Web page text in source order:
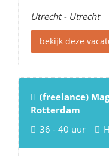
Utrecht - Utrecht
bekijk deze
(freelance)
Rotterdam
36 - 40 uur